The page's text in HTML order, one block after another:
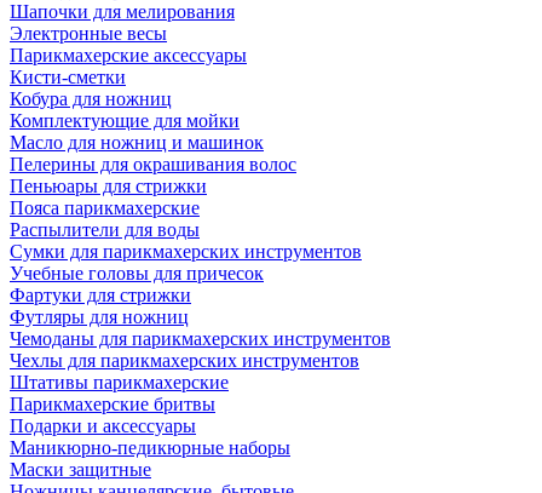
Шапочки для мелирования
Электронные весы
Парикмахерские аксессуары
Кисти-сметки
Кобура для ножниц
Комплектующие для мойки
Масло для ножниц и машинок
Пелерины для окрашивания волос
Пеньюары для стрижки
Пояса парикмахерские
Распылители для воды
Сумки для парикмахерских инструментов
Учебные головы для причесок
Фартуки для стрижки
Футляры для ножниц
Чемоданы для парикмахерских инструментов
Чехлы для парикмахерских инструментов
Штативы парикмахерские
Парикмахерские бритвы
Подарки и аксессуары
Маникюрно-педикюрные наборы
Маски защитные